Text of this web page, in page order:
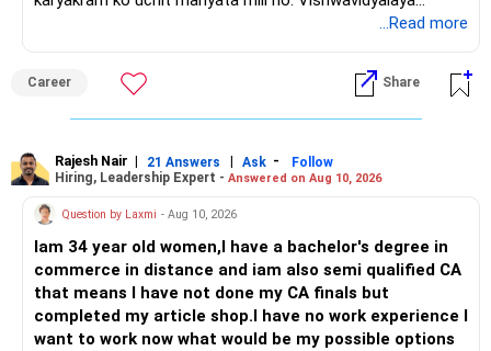
Anudan Aayog degree ke naamkaran ko nirdharit karta hai,
bhashaon mein abhiyantriki karyakramon ki anumati deta
hai.
likhna, dastavezikaran, sakshatkar, uchch shiksha aur
adhikansh kampaniyon mein samvaad angrezi mein hota
hai. Choonki bachcha pehle se angrezi mein sahaj hai, isliye
yeh kami kaafi had tak door ki ja sakti hai. Yadi mahavidyalay
ya shakha anya vikalp se behtar hai, to Hindi madhyam CSE
chuna ja sakta hai; saath hi takniki angrezi par lagatar pakad
majboot karni chahiye. Aapke Ujjwal Aur Samruddh
Bhavishya Ke Liye Dher Saari Shubhkaamnayein!
...Read more
Career Share
Rajesh Nair | 21 Answers | Ask -
Follow
Hiring, Leadership Expert - Answered on Aug 10, 2026
Question by Laxmi - Aug 10, 2026
Iam 34 year old women,I have a bachelor's degree in
commerce in distance and iam also semi qualified CA
that means I have not done my CA finals but
completed my article shop.I have no work experience I
want to work now what would be my possible options